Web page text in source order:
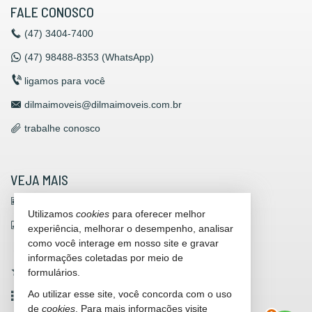
FALE CONOSCO
(47) 3404-7400
(47) 98488-8353 (WhatsApp)
ligamos para você
dilmaimoveis@dilmaimoveis.com.br
trabalhe conosco
VEJA MAIS
indicadores financeiros
cadastre seu imóvel
imóveis favoritos
mapa de imóveis
Utilizamos cookies para oferecer melhor
experiência, melhorar o desempenho, analisar
como você interage em nosso site e gravar
informações coletadas por meio de
formulários.
Ao utilizar esse site, você concorda com o uso
de cookies . Para mais informações visite